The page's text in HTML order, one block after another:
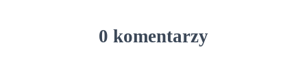
0 komentarzy